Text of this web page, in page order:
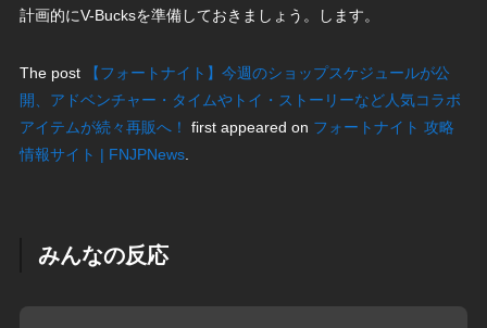
計画的にV-Bucksを準備しておきましょう。します。
The post
【フォートナイト】今週のショップスケジュールが公
開、アドベンチャー・タイムやトイ・ストーリーなど人気コラボ
アイテムが続々再販へ！
first appeared on フォートナイト 攻略
情報サイト | FNJPNews.
みんなの反応